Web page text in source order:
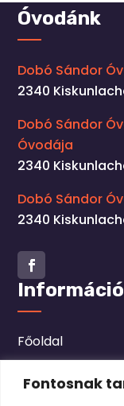
Fontosnak
Óvodánk
Dobó Sándor
2340
Dobó Sándor
Óvodája
2340
Dobó Sándor
2340
Facebook
Főoldal
Hírek